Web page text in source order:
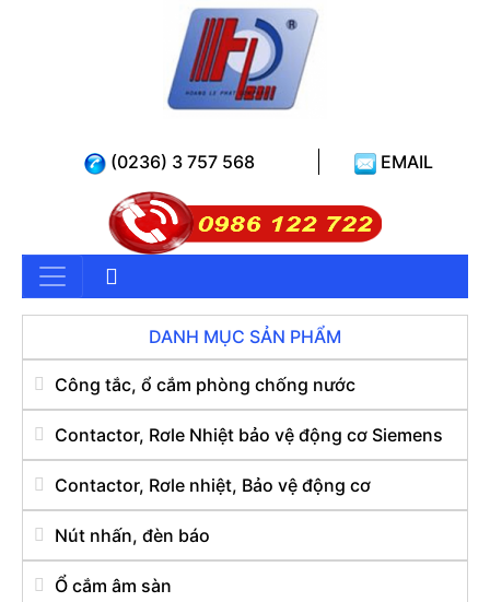
(0236) 3 757 568 EMAIL
DANH MỤC SẢN PHẨM
Công tắc, ổ cắm phòng chống nước
Contactor, Rơle Nhiệt bảo vệ động cơ Siemens
Contactor, Rơle nhiệt, Bảo vệ động cơ
Nút nhấn, đèn báo
Ổ cắm âm sàn